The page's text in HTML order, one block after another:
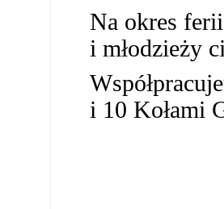
Na okres
i młodzieży
i 10 Kołami